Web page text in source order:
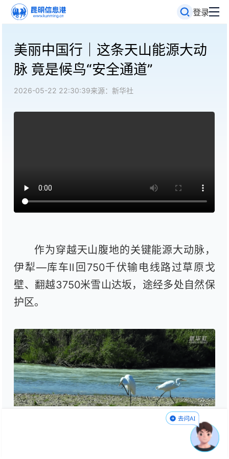
登录
美丽中国行｜这条天山能源大动
脉 竟是候鸟“安全通道”
2026-05-22 22:30:39来源：新华社
作为穿越天山腹地的关键能源大动脉，
伊犁—库车Ⅱ回750千伏输电线路过草原戈
壁、翻越3750米雪山达坂，途经多处自然保
护区。